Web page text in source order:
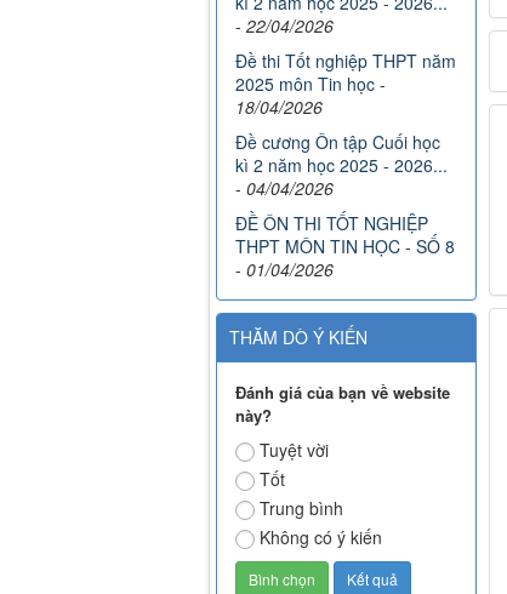
- 22/04/2026
Đề thi Tốt nghiệp THPT năm
2025 môn Tin học -
18/04/2026
Đề cương Ôn tập Cuối học
kì 2 năm học 2025 - 2026...
- 04/04/2026
ĐỀ ÔN THI TỐT NGHIỆP
THPT MÔN TIN HỌC - SỐ 8
- 01/04/2026
THĂM DÒ Ý KIẾN
Đánh giá của bạn về website
này?
Tuyệt vời
Tốt
Trung bình
Không có ý kiến